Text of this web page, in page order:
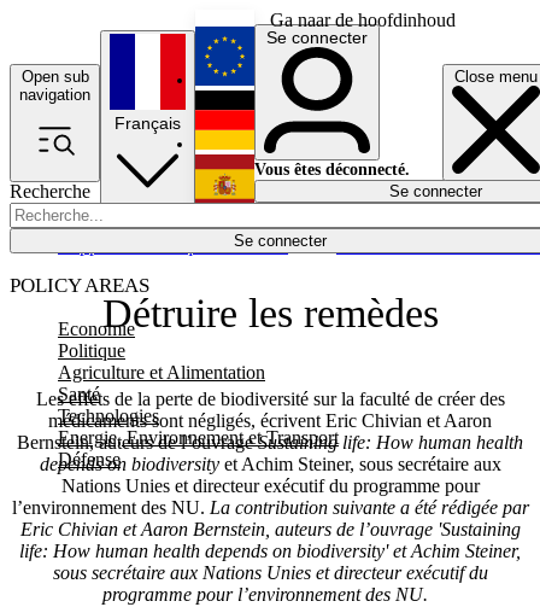
Ga naar de hoofdinhoud
Open sub
navigation
Close menu
Recherche
Se connecter
POLICY AREAS
Economie
Politique
Agriculture et Alimentation
Santé
Technologies
Energie, Environnement et Transport
Défense
Économie
Français
English
Deutsch
Español
Se connecter
Vous êtes déconnecté.
Se connecter
Détruire les remèdes
Les effets de la perte de biodiversité sur la faculté de créer des
médicaments sont négligés, écrivent Eric Chivian et Aaron
Bernstein, auteurs de l’ouvrageSustaining life: How human health
depends on biodiversity et Achim Steiner, sous secrétaire aux
Nations Unies et directeur exécutif du programme pour
l’environnement des NU. La contribution suivante a été rédigée par
Eric Chivian et Aaron Bernstein, auteurs de l’ouvrage 'Sustaining
life: How human health depends on biodiversity' et Achim Steiner,
sous secrétaire aux Nations Unies et directeur exécutif du
programme pour l’environnement des NU.